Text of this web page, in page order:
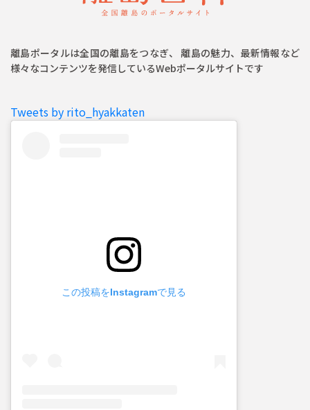
離島ポータルは全国の離島をつなぎ、 離島の魅力、最新情報など
様々なコンテンツを発信しているWebポータルサイトです
Tweets by rito_hyakkaten
この投稿をInstagramで見る